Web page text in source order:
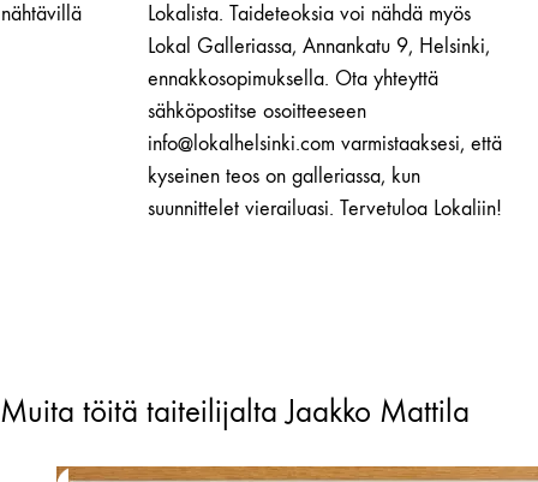
nähtävillä
Lokalista. Taideteoksia voi nähdä myös
Lokal Galleriassa, Annankatu 9, Helsinki,
ennakkosopimuksella. Ota yhteyttä
sähköpostitse osoitteeseen
info@lokalhelsinki.com varmistaaksesi, että
kyseinen teos on galleriassa, kun
suunnittelet vierailuasi. Tervetuloa Lokaliin!
Muita töitä taiteilijalta Jaakko Mattila